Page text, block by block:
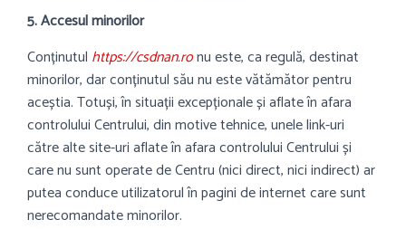
5. Accesul minorilor
Conținutul https://csdnan.ronu este, ca regulă, destinat
minorilor, dar conținutul său nu este vătămător pentru
aceștia. Totuși, în situații excepționale și aflate în afara
controlului Centrului, din motive tehnice, unele link-uri
către alte site-uri aflate în afara controlului Centrului și
care nu sunt operate de Centru (nici direct, nici indirect) ar
putea conduce utilizatorul în pagini de internet care sunt
nerecomandate minorilor.